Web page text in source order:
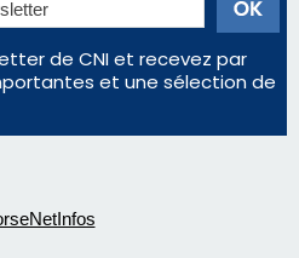
de CNI et recevez par
et une sélection de